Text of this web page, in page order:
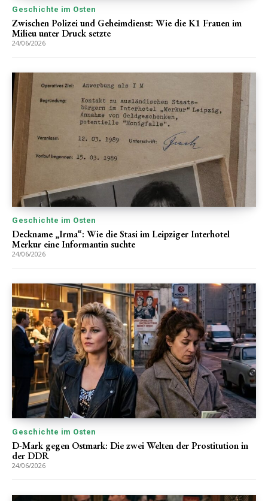
Geschichte im Osten
Zwischen Polizei und Geheimdienst: Wie die K1 Frauen im
Milieu unter Druck setzte
24/06/2026
Geschichte im Osten
Deckname „Irma“: Wie die Stasi im Leipziger Interhotel
Merkur eine Informantin suchte
24/06/2026
Geschichte im Osten
D-Mark gegen Ostmark: Die zwei Welten der Prostitution in
der DDR
24/06/2026